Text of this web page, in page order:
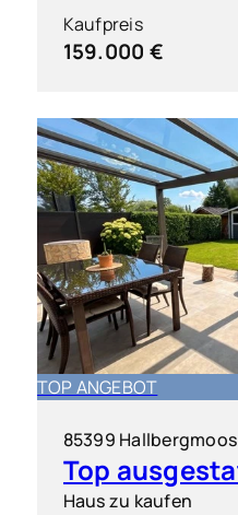
Kaufpreis
159.000 €
TOP ANGEBOT
85399 Hallbergmoos
Haus zu kaufen